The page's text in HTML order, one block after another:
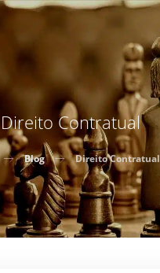
Direito Contratual
Blog Direito Contratual